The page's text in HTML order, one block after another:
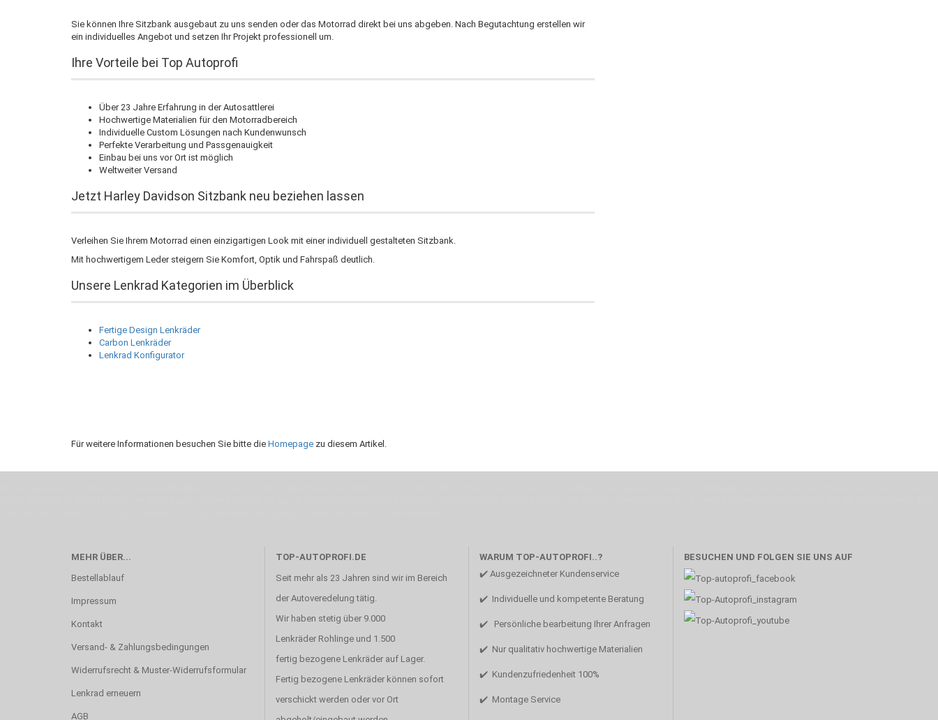
Sie können Ihre Sitzbank ausgebaut zu uns senden oder das Motorrad direkt bei uns abgeben. Nach Begutachtung erstellen wir
ein individuelles Angebot und setzen Ihr Projekt professionell um.
Ihre Vorteile bei Top Autoprofi
Über 23 Jahre Erfahrung in der Autosattlerei
Hochwertige Materialien für den Motorradbereich
Individuelle Custom Lösungen nach Kundenwunsch
Perfekte Verarbeitung und Passgenauigkeit
Einbau bei uns vor Ort ist möglich
Weltweiter Versand
Jetzt Harley Davidson Sitzbank neu beziehen lassen
Verleihen Sie Ihrem Motorrad einen einzigartigen Look mit einer individuell gestalteten Sitzbank.
Mit hochwertigem Leder steigern Sie Komfort, Optik und Fahrspaß deutlich.
Unsere Lenkrad Kategorien im Überblick
Fertige Design Lenkräder
Carbon Lenkräder
Lenkrad Konfigurator
Für weitere Informationen besuchen Sie bitte die Homepage zu diesem Artikel.
MEHR ÜBER...
Bestellablauf
Impressum
Kontakt
Versand- & Zahlungsbedingungen
Widerrufsrecht & Muster-Widerrufsformular
Lenkrad erneuern
AGB
TOP-AUTOPROFI.DE
Seit mehr als 23 Jahren sind wir im Bereich
der Autoveredelung tätig.
Wir haben stetig über 9.000
Lenkräder Rohlinge und 1.500
fertig bezogene Lenkräder auf Lager.
Fertig bezogene Lenkräder können sofort
verschickt werden oder vor Ort
WARUM TOP-AUTOPROFI..?
✔️ Ausgezeichneter Kundenservice
✔️ Individuelle und kompetente Beratung
✔️ Persönliche bearbeitung Ihrer Anfragen
✔️ Nur qualitativ hochwertige Materialien
✔️ Kundenzufriedenheit 100%
✔️ Montage Service
BESUCHEN UND FOLGEN SIE UNS AUF